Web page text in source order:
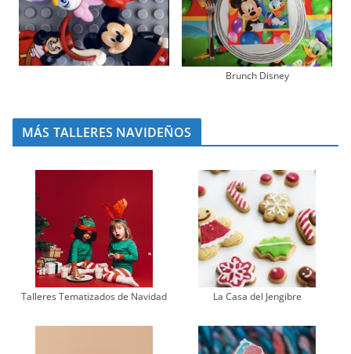
Brunch Disney
MÁS TALLERES NAVIDEÑOS
Talleres Tematizados de Navidad La Casa del Jengibre